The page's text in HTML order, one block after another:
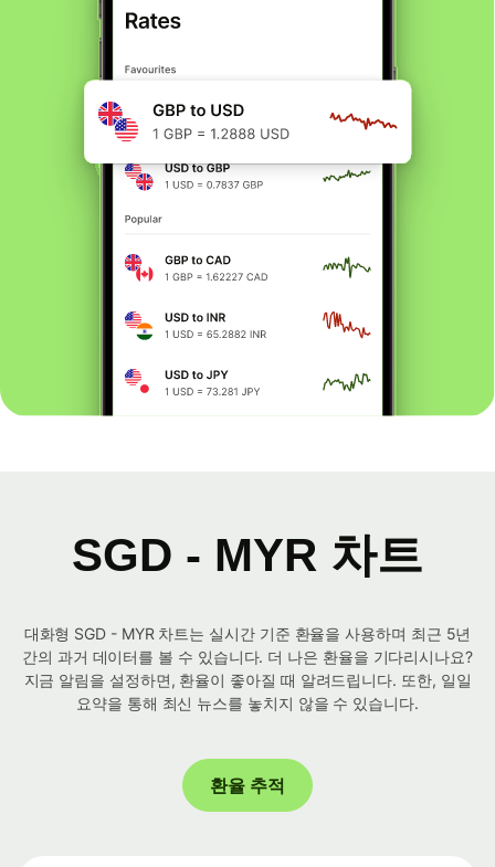
SGD - MYR 차트
대화형 SGD - MYR 차트는 실시간 기준 환율을 사용하며 최근 5년
간의 과거 데이터를 볼 수 있습니다. 더 나은 환율을 기다리시나요?
지금 알림을 설정하면, 환율이 좋아질 때 알려드립니다. 또한, 일일
요약을 통해 최신 뉴스를 놓치지 않을 수 있습니다.
환율 추적